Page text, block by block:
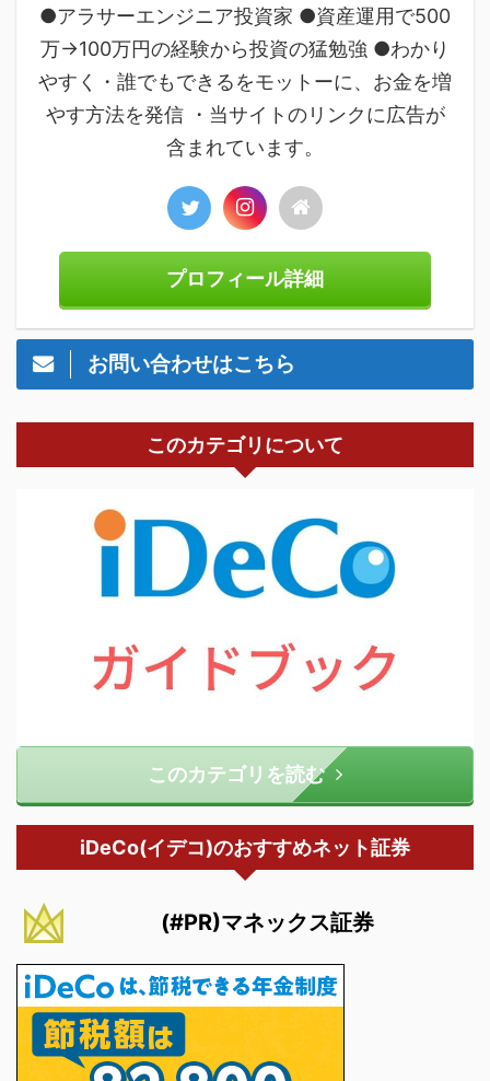
●アラサーエンジニア投資家 ●資産運用で500
万→100万円の経験から投資の猛勉強 ●わかり
やすく・誰でもできるをモットーに、お金を増
やす方法を発信 ・当サイトのリンクに広告が
含まれています。
プロフィール詳細
お問い合わせはこちら
このカテゴリについて
このカテゴリを読む
iDeCo(イデコ)のおすすめネット証券
(#PR)マネックス証券